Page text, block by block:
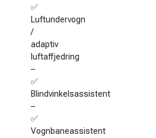
✅
Luftundervogn
/
adaptiv
luftaffjedring
–
✅
Blindvinkelsassistent
–
✅
Vognbaneassistent